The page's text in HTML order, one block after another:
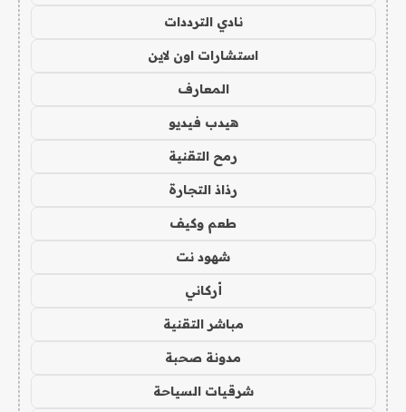
نادي الترددات
استشارات اون لاين
المعارف
هيدب فيديو
رمح التقنية
رذاذ التجارة
طعم وكيف
شهود نت
أركاني
مباشر التقنية
مدونة صحبة
شرقيات السياحة